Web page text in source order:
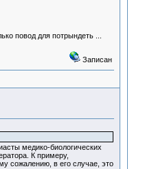
повод для потрындеть ...
Записан
медико-биологических
К примеру,
сожалению, в его случае, это